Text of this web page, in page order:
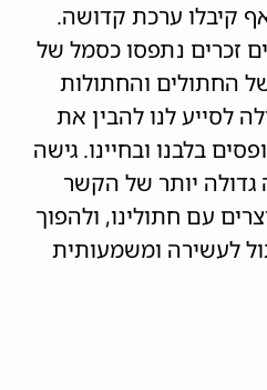
אף קיבלו ערכת קדושה.
זכרים נתפסו כסמל של
החתולים והחתולות
לסייע לנו להבין את
בלבנו ובחיינו. גישה
גדולה יותר של הקשר
עם חתולינו, ולהפוך
לעשירה ומשמעותית